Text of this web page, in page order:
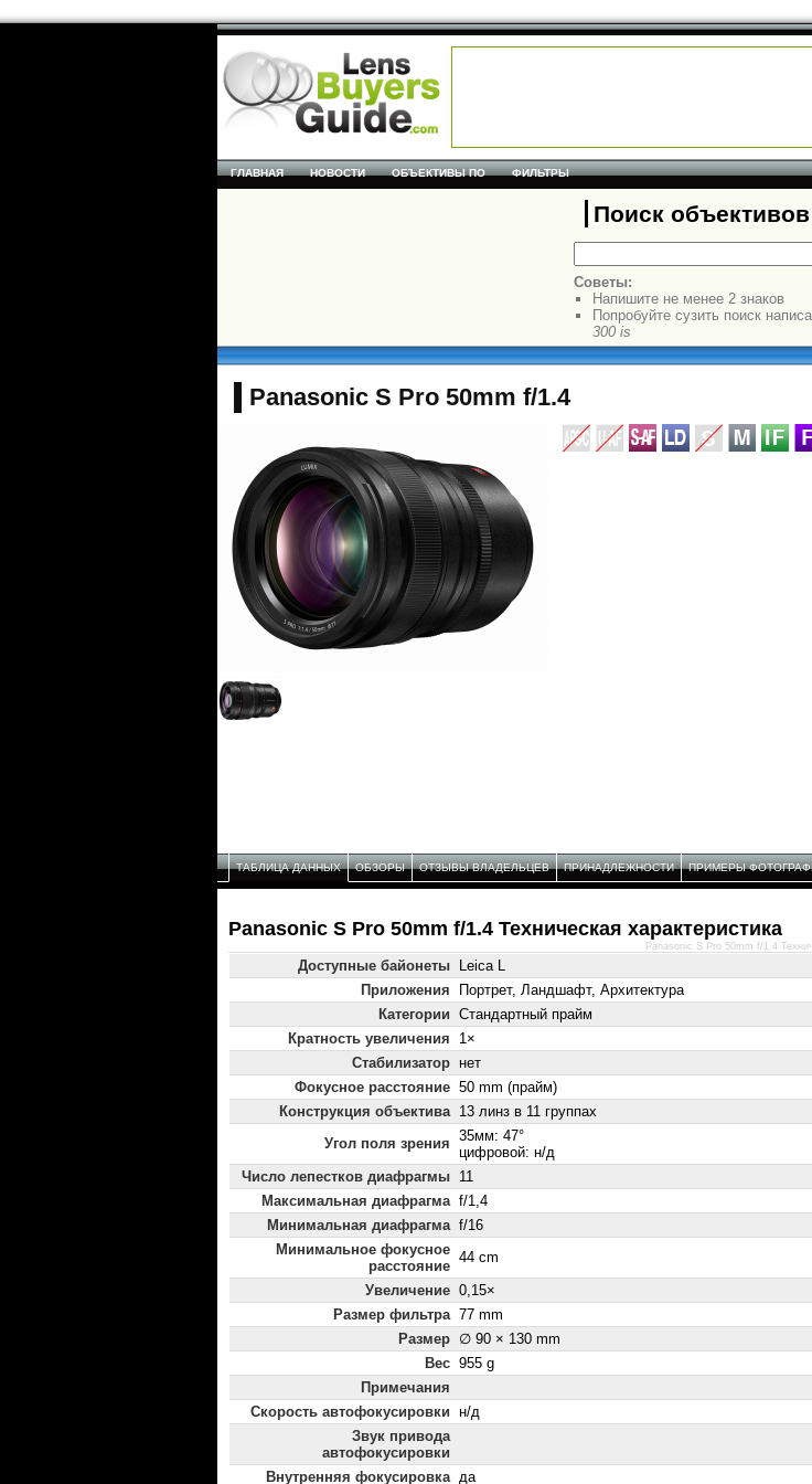
ГЛАВНАЯ НОВОСТИ ОБЪЕКТИВЫ ПО ФИЛЬТРЫ
Поиск объективов
Советы:
Напишите не менее 2 знаков
Попробуйте сузить поиск
300 is
Panasonic S Pro 50mm f/1.4
ТАБЛИЦА ДАННЫХ ОБЗОРЫ ОТЗЫВЫ ВЛАДЕЛЬЦЕВ ПРИНАДЛЕЖНОСТИ ПРИМЕРЫ
Panasonic S Pro 50mm f/1.4 Техническая характеристика
Доступные байонеты
Leica L
Приложения
Портрет, Ландшафт, Архитектура
Категории Стандартный прайм
Кратность увеличения
1×
Стабилизатор нет
Фокусное расстояние 50 mm (прайм)
Конструкция объектива 13 линз в 11 группах
Угол поля зрения 35мм: 47°
цифровой: н/д
Число лепестков диафрагмы 11
Максимальная диафрагма f/1,4
Минимальная диафрагма f/16
Минимальное фокусное
расстояние
44 cm
Увеличение 0,15×
Размер фильтра 77 mm
Размер ∅ 90 × 130 mm
Вес 955 g
Примечания
Скорость автофокусировки н/д
Звук привода
автофокусировки
Внутренняя фокусировка да
Panasonic S Pro 50mm f/1.4